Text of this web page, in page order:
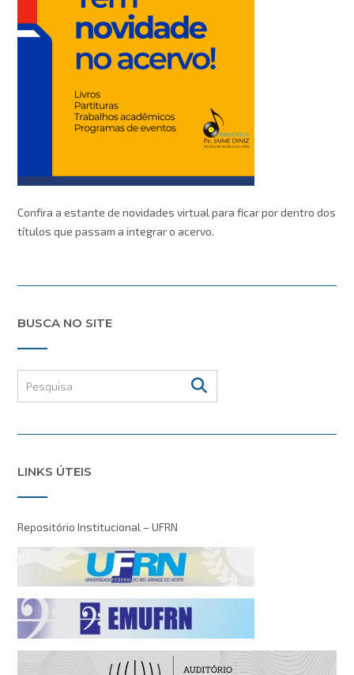
Confira a estante de novidades virtual para ficar por dentro dos
títulos que passam a integrar o acervo.
BUSCA NO SITE
LINKS ÚTEIS
Repositório Institucional – UFRN